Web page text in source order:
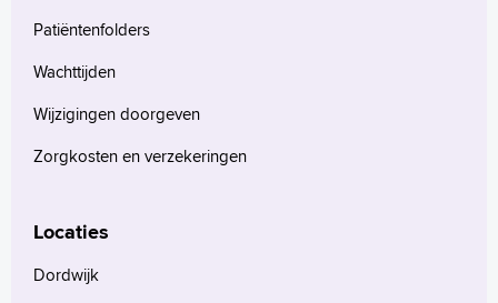
Patiëntenfolders
Wachttijden
Wijzigingen doorgeven
Zorgkosten en verzekeringen
Locaties
Dordwijk